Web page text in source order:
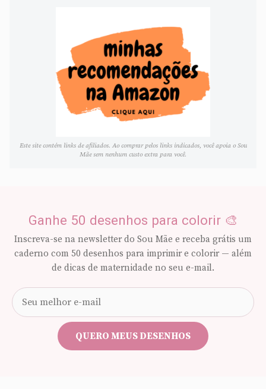
Este site contém links de afiliados. Ao comprar pelos links indicados, você apoia o Sou
Mãe sem nenhum custo extra para você.
Ganhe 50 desenhos para colorir 🎨
Inscreva-se na newsletter do Sou Mãe e receba grátis um
caderno com 50 desenhos para imprimir e colorir — além
de dicas de maternidade no seu e-mail.
e-
mail
QUERO MEUS DESENHOS